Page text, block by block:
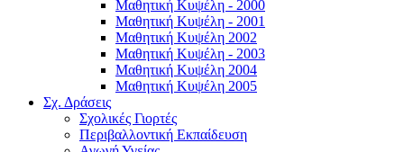
Μαθητική Κυψέλη - 2000
Μαθητική Κυψέλη - 2001
Μαθητική Κυψέλη 2002
Μαθητική Κυψέλη - 2003
Μαθητική Κυψέλη 2004
Μαθητική Κυψέλη 2005
Σχ. Δράσεις
Σχολικές Γιορτές
Περιβαλλοντική Εκπαίδευση